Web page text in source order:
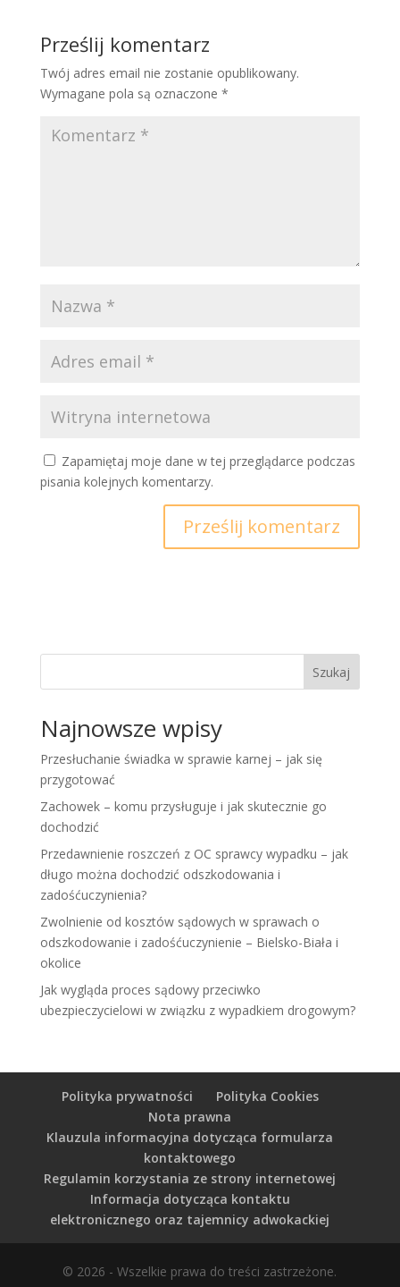
Prześlij komentarz
Twój adres email nie zostanie opublikowany.
Wymagane pola są oznaczone *
Zapamiętaj moje dane w tej przeglądarce podczas
pisania kolejnych komentarzy.
Szukaj
Najnowsze wpisy
Przesłuchanie świadka w sprawie karnej – jak się
przygotować
Zachowek – komu przysługuje i jak skutecznie go
dochodzić
Przedawnienie roszczeń z OC sprawcy wypadku – jak
długo można dochodzić odszkodowania i
zadośćuczynienia?
Zwolnienie od kosztów sądowych w sprawach o
odszkodowanie i zadośćuczynienie – Bielsko-Biała i
okolice
Jak wygląda proces sądowy przeciwko
ubezpieczycielowi w związku z wypadkiem drogowym?
Polityka prywatności
Polityka Cookies
Nota prawna
Klauzula informacyjna dotycząca formularza
kontaktowego
Regulamin korzystania ze strony internetowej
Informacja dotycząca kontaktu
elektronicznego oraz tajemnicy adwokackiej
© 2026 - Wszelkie prawa do treści zastrzeżone.